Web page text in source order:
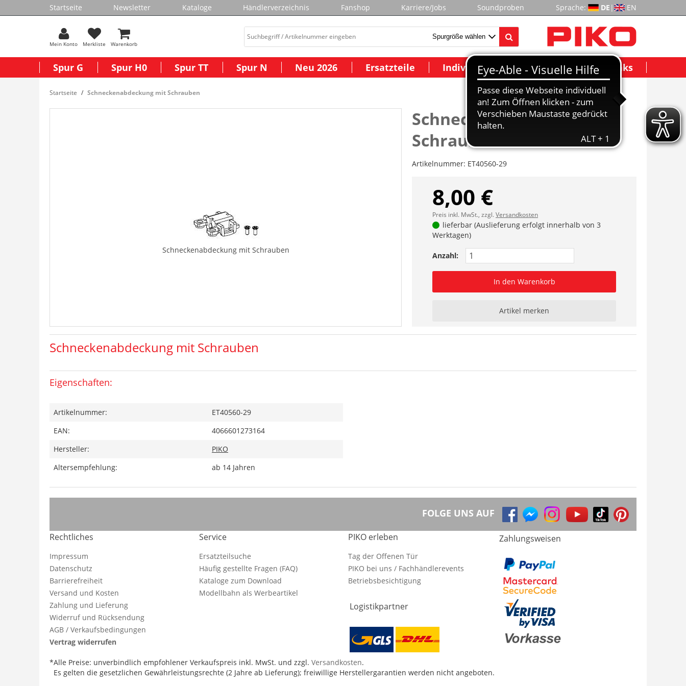
Startseite Newsletter Kataloge Händlerverzeichnis Fanshop Karriere/Jobs Soundproben Sprache: DE | EN
Mein Konto Merkliste Warenkorb
Spur G Spur H0 Spur TT Spur N Neu 2026 Ersatzteile Individuelle Modelle Wichtige Links
Startseite Schneckenabdeckung mit Schrauben
Schneckenabdeckung mit Schrauben
Schneckenabdeckung mit
Schrauben
Artikelnummer: ET40560-29
8,00 €
Preis inkl. MwSt., zzgl.Versandkosten
lieferbar (Auslieferung erfolgt innerhalb von 3
Werktagen)
Anzahl:
In den Warenkorb
Artikel merken
Schneckenabdeckung mit Schrauben
Eigenschaften:
Artikelnummer:
ET40560-29
EAN:
4066601273164
Hersteller:
PIKO
Altersempfehlung:
ab 14 Jahren
FOLGE UNS AUF
Rechtliches
Impressum
Datenschutz
Barrierefreiheit
Versand und Kosten
Zahlung und Lieferung
Widerruf und Rücksendung
AGB / Verkaufsbedingungen
Vertrag widerrufen
Service
Ersatzteilsuche
Häufig gestellte Fragen (FAQ)
Kataloge zum Download
Modellbahn als Werbeartikel
PIKO erleben
Tag der Offenen Tür
PIKO bei uns / Fachhändlerevents
Betriebsbesichtigung
Logistikpartner
Zahlungsweisen
*Alle Preise: unverbindlich empfohlener Verkaufspreis inkl. MwSt. und zzgl. Versandkosten.
Es gelten die gesetzlichen Gewährleistungsrechte (2 Jahre ab Lieferung); freiwillige Herstellergarantien werden nicht angeboten.